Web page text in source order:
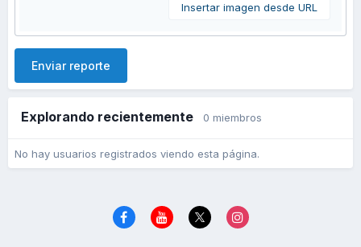
Insertar imagen desde URL
Enviar reporte
Explorando recientemente 0 miembros
No hay usuarios registrados viendo esta página.